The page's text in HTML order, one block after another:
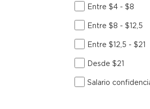
Entre $4 - $8
Entre $8 - $12,5
Entre $12,5 - $21
Desde $21
Salario